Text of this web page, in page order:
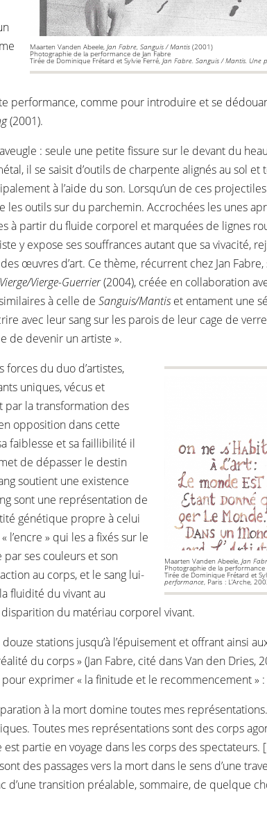
Maarten Vanden Abeele, Jan Fabre, Sanguis / Mantis (2001)
Photographie de la performance de Jan Fabre
Tirée de Dominique Frétard et Sylvie Ferré, Jan Fabre. Sanguis / Mantis. Une
performance, comme pour introduire et se
(2001).
: seule une petite fissure sur le devant du
il se saisit d’outils de charpente alignés au sol et
à l’aide du son. Lorsqu’un de ces
outils sur du parchemin. Accrochées les unes
à partir du fluide corporel et marquées de lignes
y expose ses souffrances autant que sa vivacité,
œuvres d’art. Ce thème, récurrent chez Jan
Vierge-Guerrier(2004), créée en collaboration
à celle de Sanguis/Mantiset entament une
avec leur sang sur les parois de leur cage de
de devenir un artiste ».
Maarten Vanden Abeele, Jan
Photographie de la performance
Tirée de Dominique Frétard et
performance, Paris : L’Arche,
du duo d’artistes,
uniques, vécus et
par la transformation des
opposition dans cette
faiblesse et sa faillibilité il
de dépasser le destin
soutient une existence
sont une représentation de
génétique propre à celui
» qui les a fixés sur le
ses couleurs et son
au corps, et le sang lui-
fluidité du vivant au
du matériau corporel vivant.
stations jusqu’à l’épuisement et offrant ainsi
du corps » (Jan Fabre, cité dans Van den Dries,
exprimer « la finitude et le recommencement » :
à la mort domine toutes mes
Toutes mes représentations sont des corps
partie en voyage dans les corps des spectateurs.
des passages vers la mort dans le sens d’une
d’une transition préalable, sommaire, de quelque